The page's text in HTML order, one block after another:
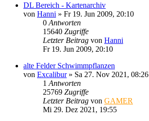
DL Bereich - Kartenarchiv
von Hanni » Fr 19. Jun 2009, 20:10
0 Antworten
15640 Zugriffe
Letzter Beitrag von Hanni
Fr 19. Jun 2009, 20:10
alte Felder Schwimmpflanzen
von Excalibur» Sa 27. Nov 2021, 08:26
1 Antworten
25769 Zugriffe
Letzter Beitrag von GAMER
Mi 29. Dez 2021, 19:55